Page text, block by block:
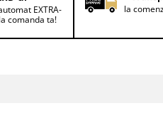
EXTRA-
comanda ta!
la